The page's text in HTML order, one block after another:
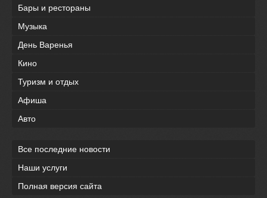
Бары и рестораны
Музыка
День Варенья
Кино
Туризм и отдых
Афиша
Авто
Все последние новости
Наши услуги
Полная версия сайта